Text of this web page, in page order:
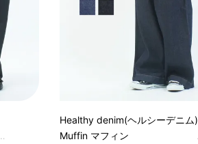
Healthy denim(ヘルシーデニム)
Muffin マフィン